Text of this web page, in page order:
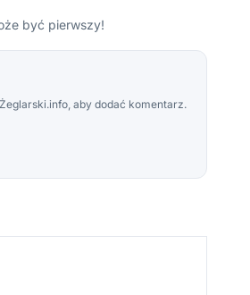
być pierwszy!
aby dodać komentarz.